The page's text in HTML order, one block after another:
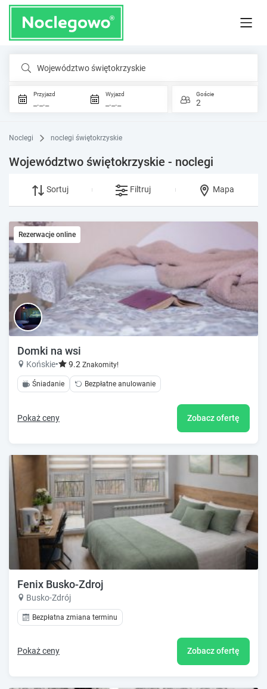
Województwo świętokrzyskie
Przyjazd
_._._
Wyjazd
_._._
Goście
2
Noclegi noclegi świętokrzyskie
Województwo świętokrzyskie - noclegi
Sortuj Filtruj Mapa
Rezerwacje online
Domki na wsi
Końskie• 9.2 Znakomity!
Śniadanie Bezpłatne anulowanie
Pokaż ceny Zobacz ofertę
Fenix Busko-Zdroj
Busko-Zdrój
Bezpłatna zmiana terminu
Pokaż ceny Zobacz ofertę